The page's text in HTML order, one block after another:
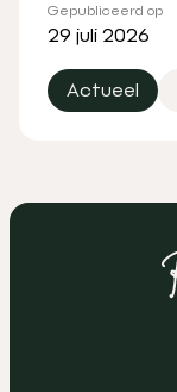
Gepubliceerd op
29 juli 2026
Actueel